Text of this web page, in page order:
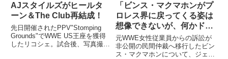
AJスタイルズがヒールタ
ーン＆The Club再結成！
先日開催されたPPV"Stomping
Grounds"でWWE US王座を獲得
したリコシェ。試合後、写真撮影
「ビンス・マクマホンがプ
ロレス界に戻ってくる姿は
想像できないが、何かド派
手なことを仕掛けるかも」
ジェフ・ジャレットが語る
元WWE女性従業員からの訴訟が
非公開の民間仲裁へ移行したビン
ス・マクマホンについて、ジェ